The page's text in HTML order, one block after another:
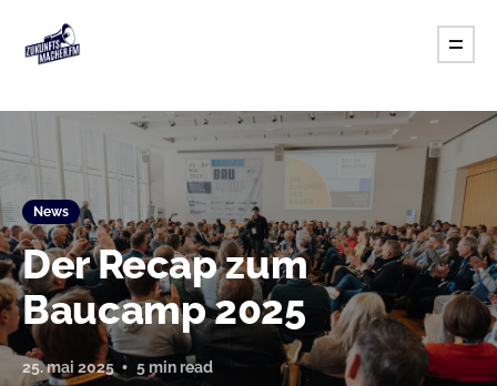
News
Der Recap zum
Baucamp 2025
25. mai 2025 5 min read